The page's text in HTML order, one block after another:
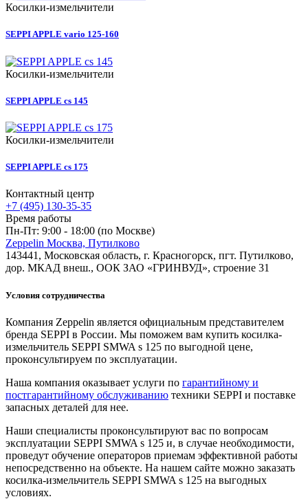
Косилки-измельчители
SEPPI APPLE vario 125-160
Косилки-измельчители
SEPPI APPLE cs 145
Косилки-измельчители
SEPPI APPLE cs 175
Контактный центр
+7 (495) 130-35-35
Время работы
Пн-Пт: 9:00 - 18:00 (по Москве)
Zeppelin Москва, Путилково
143441, Московская область, г. Красногорск, пгт. Путилково,
дор. МКАД внеш., ООК ЗАО «ГРИНВУД», строение 31
Условия сотрудничества
Компания Zeppelin является официальным представителем
бренда SEPPI в России. Мы поможем вам купить косилка-
измельчитель SEPPI SMWA s 125 по выгодной цене,
проконсультируем по эксплуатации.
Наша компания оказывает услуги по гарантийному и
постгарантийному обслуживанию техники SEPPI и поставке
запасных деталей для нее.
Наши специалисты проконсультируют вас по вопросам
эксплуатации SEPPI SMWA s 125 и, в случае необходимости,
проведут обучение операторов приемам эффективной работы
непосредственно на объекте. На нашем сайте можно заказать
косилка-измельчитель SEPPI SMWA s 125 на выгодных
условиях.